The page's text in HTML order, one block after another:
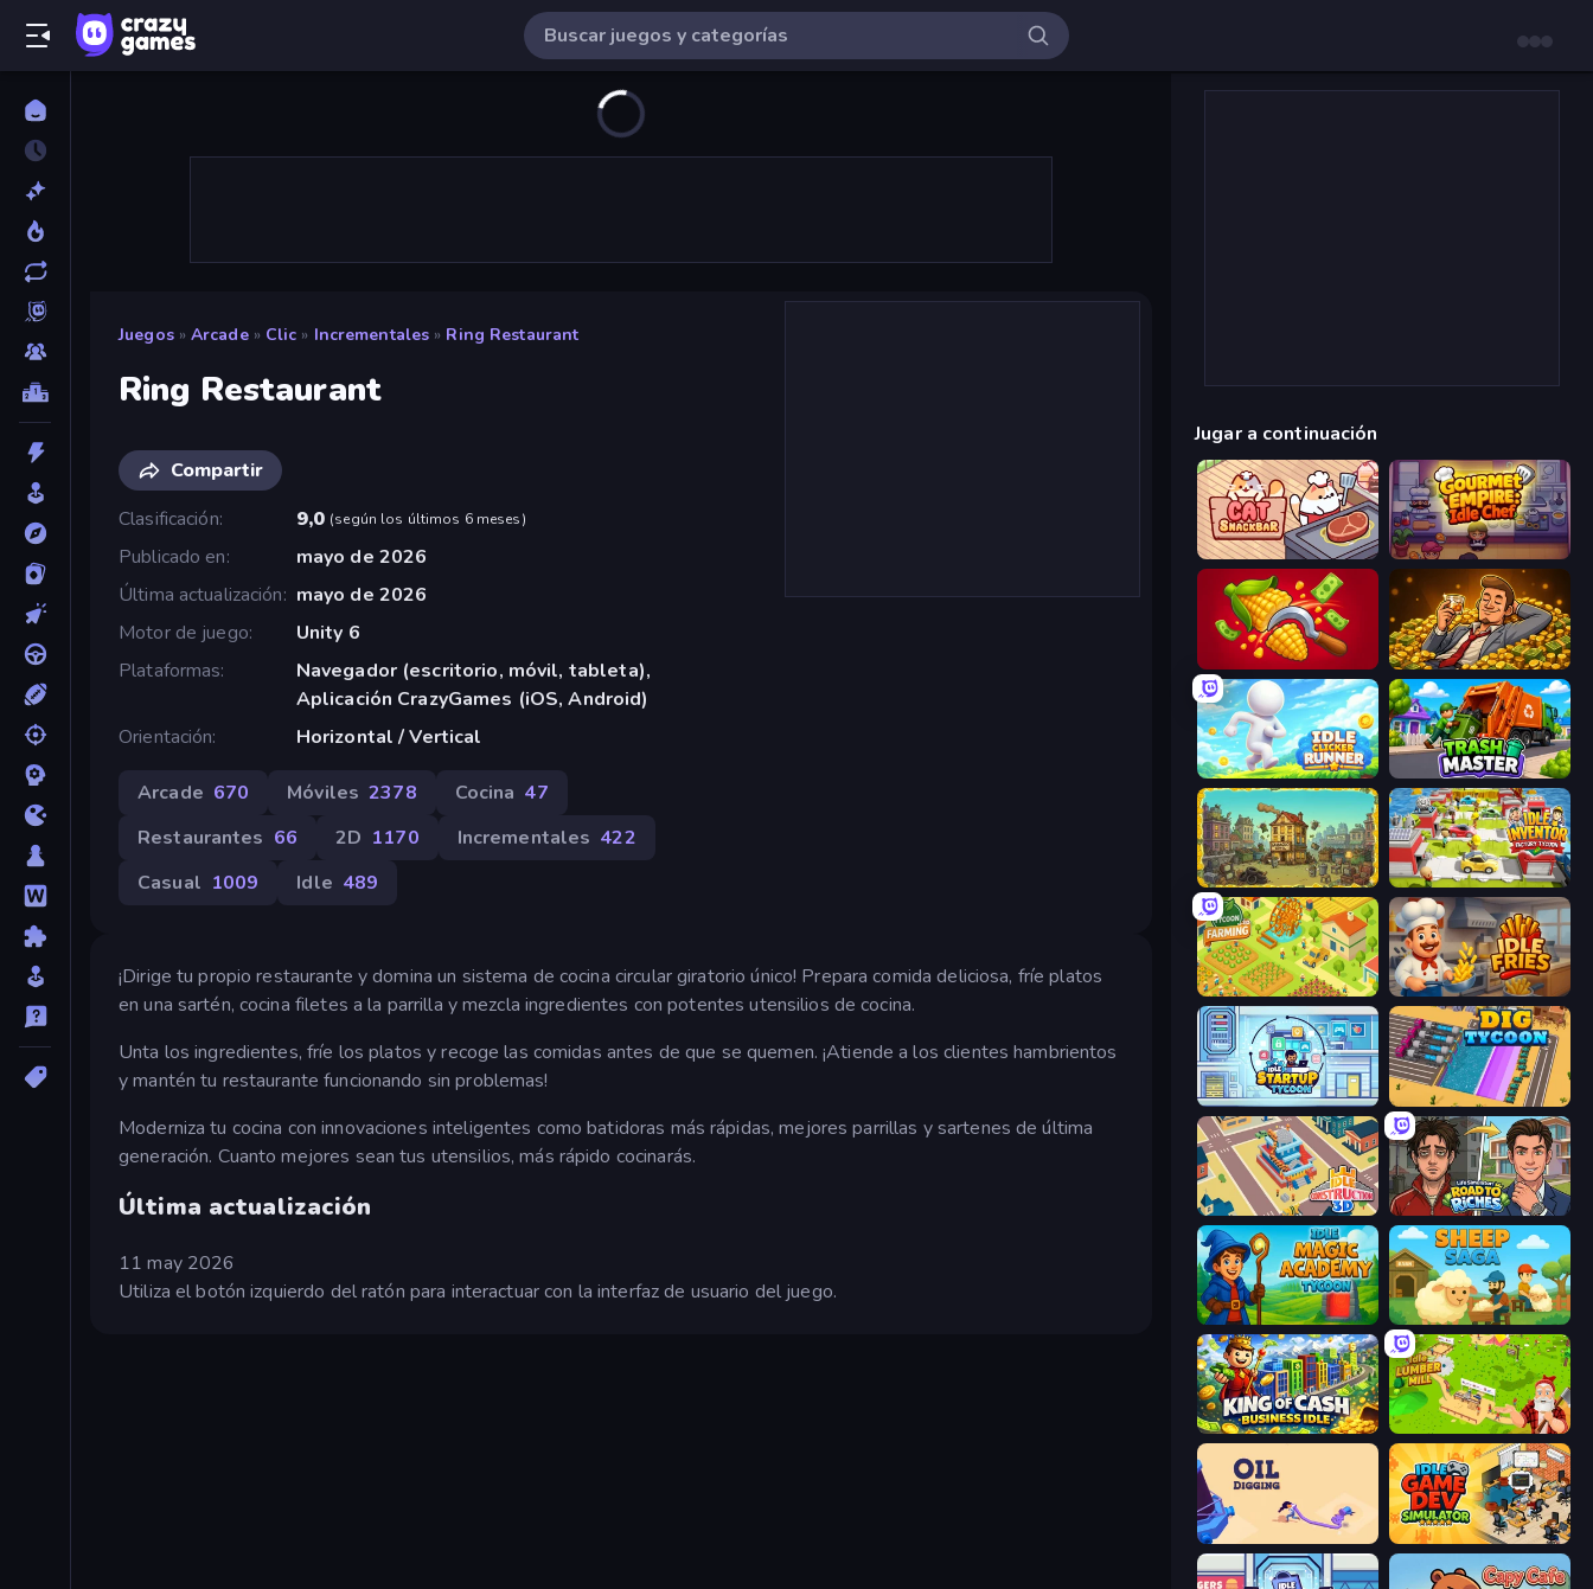
Juegos » Arcade » Clic » Incrementales » Ring Restaurant
Ring Restaurant
Compartir
Clasificación
9,0 (según los últimos 6 meses)
Publicado en
mayo de 2026
Última actualización
mayo de 2026
Motor de juego
Unity 6
Plataformas
Navegador (escritorio, móvil, tableta),
Aplicación CrazyGames (iOS, Android)
Orientación
Horizontal / Vertical
Arcade 670 Móviles 2378 Cocina 47
Restaurantes 66 2D 1170 Incrementales 422
Casual 1009 Idle 489
¡Dirige tu propio restaurante y domina un sistema de cocina circular giratorio único! Prepara comida deliciosa, fríe platos
en una sartén, cocina filetes a la parrilla y mezcla ingredientes con potentes utensilios de cocina.
Unta los ingredientes, fríe los platos y recoge las comidas antes de que se quemen. ¡Atiende a los clientes hambrientos
y mantén tu restaurante funcionando sin problemas!
Moderniza tu cocina con innovaciones inteligentes como batidoras más rápidas, mejores parrillas y sartenes de última
generación. Cuanto mejores sean tus utensilios, más rápido cocinarás.
Última actualización
11 may 2026
Utiliza el botón izquierdo del ratón para interactuar con la interfaz de usuario del juego.
Jugar a continuación
Cat Snack Bar
Farm-51: Secret Harvest Idle Billionaire Tycoon
Idle Clicker Runner Trash Master
The Garbaggio Hotel Idle Inventor
Farming Tycoon 3D Idle Fries
Idle Startup Tycoon Dig Tycoon
Idle Construction 3D Life Simulator: Road to Riches
Idle Magic Academy Tycoon Sheep Saga
King of Cash Business Idle Idle Lumber Mill
Oil Digging Idle Game Dev Simulator